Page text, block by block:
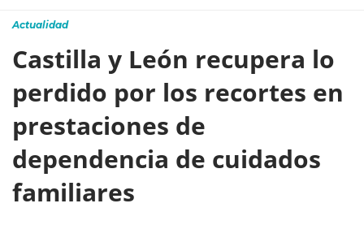
Actualidad
Castilla y León recupera lo
perdido por los recortes en
prestaciones de
dependencia de cuidados
familiares